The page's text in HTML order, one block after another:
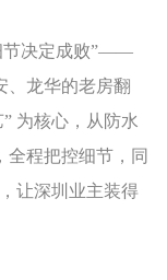
节决定成败”——
、龙华的老房翻
为核心，从防水
全程把控细节，同
让深圳业主装得